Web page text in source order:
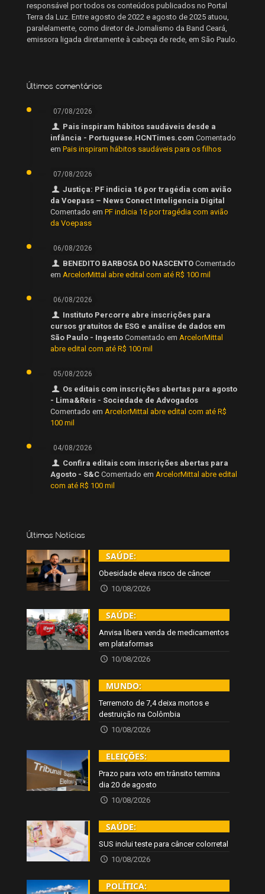
responsável por todos os conteúdos publicados no Portal
Terra da Luz. Entre agosto de 2022 e agosto de 2025 atuou,
paralelamente, como diretor de Jornalismo da Band Ceará,
emissora ligada diretamente à cabeça de rede, em São Paulo.
Últimos comentários
07/08/2026
Pais inspiram hábitos saudáveis desde a
infância - Portuguese.HCNTimes.com Comentado
em Pais inspiram hábitos saudáveis para os filhos
07/08/2026
Justiça: PF indicia 16 por tragédia com avião
da Voepass – News Conect Inteligencia Digital
Comentado em PF indicia 16 por tragédia com avião
da Voepass
06/08/2026
BENEDITO BARBOSA DO NASCENTO Comentado
em ArcelorMittal abre edital com até R$ 100 mil
06/08/2026
Instituto Percorre abre inscrições para
cursos gratuitos de ESG e análise de dados em
São Paulo - Ingesto Comentado em ArcelorMittal
abre edital com até R$ 100 mil
05/08/2026
Os editais com inscrições abertas para agosto
- Lima&Reis - Sociedade de Advogados
Comentado em ArcelorMittal abre edital com até R$
100 mil
04/08/2026
Confira editais com inscrições abertas para
Agosto - S&C Comentado em ArcelorMittal abre edital
com até R$ 100 mil
Últimas Notícias
SAÚDE:
Obesidade eleva risco de câncer
10/08/2026
SAÚDE:
Anvisa libera venda de medicamentos
em plataformas
10/08/2026
MUNDO:
Terremoto de 7,4 deixa mortos e
destruição na Colômbia
10/08/2026
ELEIÇÕES:
Prazo para voto em trânsito termina
dia 20 de agosto
10/08/2026
SAÚDE:
SUS inclui teste para câncer colorretal
10/08/2026
POLÍTICA: